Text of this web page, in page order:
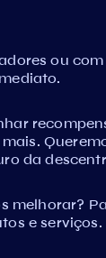
ou
da
melhorar?
e serviços.